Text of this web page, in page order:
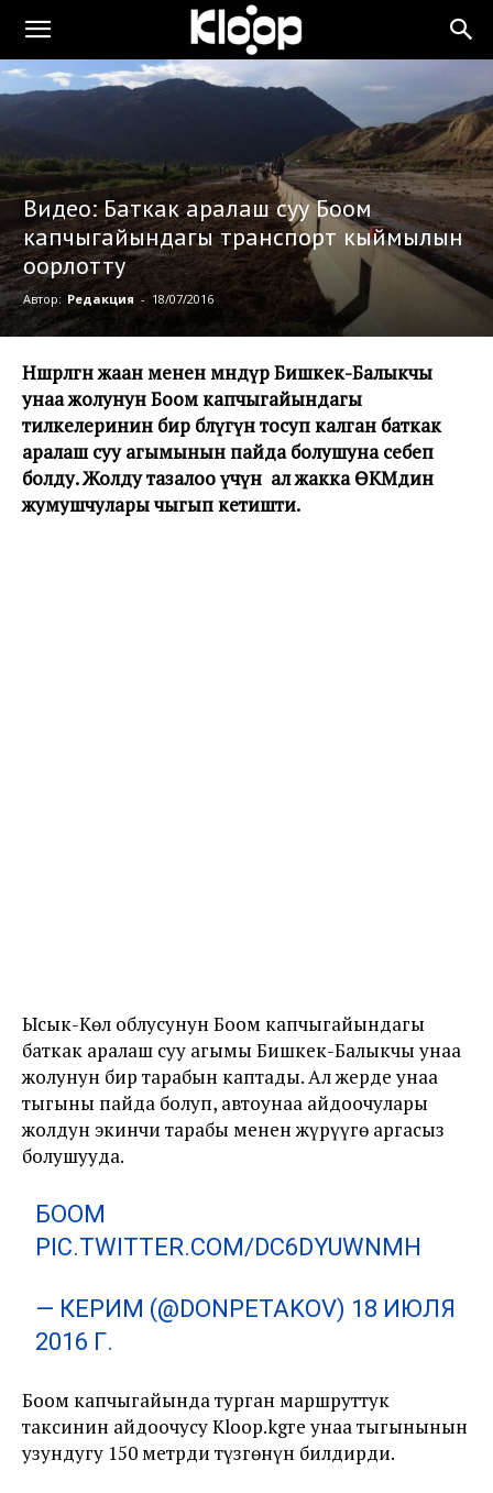
Видео: Баткак аралаш суу Боом
капчыгайындагы транспорт кыймылын
оорлотту
Автор: Редакция - 18/07/2016
Нөшөрлөгөн жаан менен мөндүр Бишкек-Балыкчы
унаа жолунун Боом капчыгайындагы
тилкелеринин бир бөлүгүн тосуп калган баткак
аралаш суу агымынын пайда болушуна себеп
болду. Жолду тазалоо үчүн ал жакка ӨКМдин
жумушчулары чыгып кетишти.
Ысык-Көл облусунун Боом капчыгайындагы
баткак аралаш суу агымы Бишкек-Балыкчы унаа
жолунун бир тарабын каптады. Ал жерде унаа
тыгыны пайда болуп, автоунаа айдоочулары
жолдун экинчи тарабы менен жүрүүгө аргасыз
болушууда.
БООМ
PIC.TWITTER.COM/DC6DYUWNMH
— КЕРИМ (@DONPETAKOV) 18 ИЮЛЯ
2016 Г.
Боом капчыгайында турган маршруттук
таксинин айдоочусу Kloop.kgге унаа тыгынынын
узундугу 150 метрди түзгөнүн билдирди.